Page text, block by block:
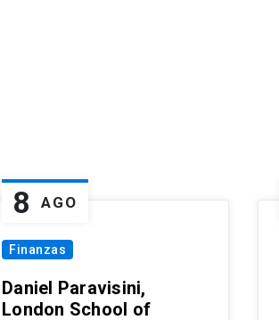
8 AGO
Finanzas
Daniel Paravisini,
London School of